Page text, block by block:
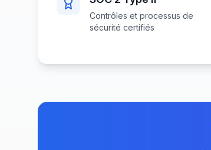
Contrôles et processus de
sécurité certifiés